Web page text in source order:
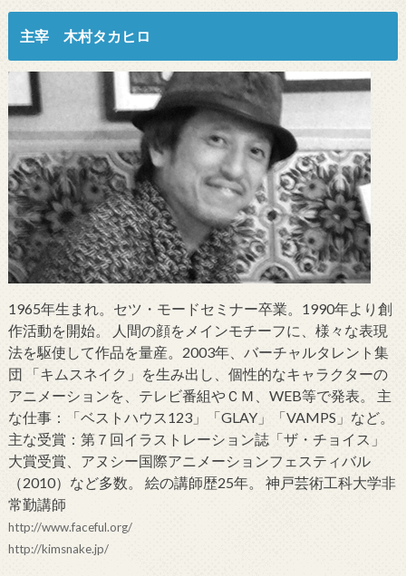
主宰 木村タカヒロ
1965年生まれ。セツ・モードセミナー卒業。1990年より創
作活動を開始。 人間の顔をメインモチーフに、様々な表現
法を駆使して作品を量産。2003年、バーチャルタレント集
団 「キムスネイク」を生み出し、個性的なキャラクターの
アニメーションを、テレビ番組やＣＭ、WEB等で発表。 主
な仕事：「ベストハウス123」「GLAY」「VAMPS」など。
主な受賞：第７回イラストレーション誌「ザ・チョイス」
大賞受賞、アヌシー国際アニメーションフェスティバル
（2010）など多数。 絵の講師歴25年。 神戸芸術工科大学非
常勤講師
http://www.faceful.org/
http://kimsnake.jp/